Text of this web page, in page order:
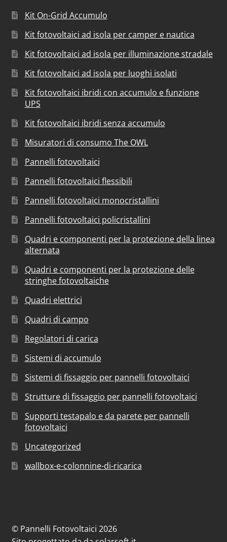
Kit On-Grid Accumulo
Kit fotovoltaici ad isola per camper e nautica
Kit fotovoltaici ad isola per illuminazione stradale
Kit fotovoltaici ad isola per luoghi isolati
Kit fotovoltaici ibridi con accumulo e funzione
UPS
Kit fotovoltaici ibridi senza accumulo
Misuratori di consumo The OWL
Pannelli fotovoltaici
Pannelli fotovoltaici flessibili
Pannelli fotovoltaici monocristallini
Pannelli fotovoltaici policristallini
Quadri e componenti per la protezione della linea
alternata
Quadri e componenti per la protezione delle
stringhe fotovoltaiche
Quadri elettrici
Quadri di campo
Regolatori di carica
Sistemi di accumulo
Sistemi di fissaggio per pannelli fotovoltaici
Strutture di fissaggio per pannelli fotovoltaici
Supporti testapalo e da parete per pannelli
fotovoltaici
Uncategorized
wallbox-e-colonnine-di-ricarica
© Pannelli Fotovoltaici 2026